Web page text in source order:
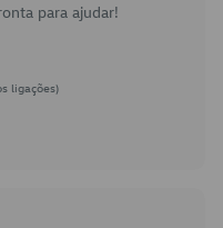
para ajudar!
ligações)